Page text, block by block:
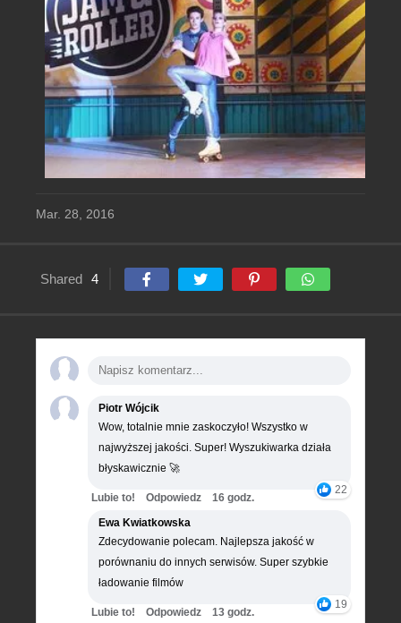
Mar. 28, 2016
Shared 4
Piotr Wójcik
Wow, totalnie mnie zaskoczyło! Wszystko w
najwyższej jakości. Super! Wyszukiwarka działa
błyskawicznie 🚀
22
Lubie to! Odpowiedz
16 godz.
Ewa Kwiatkowska
Zdecydowanie polecam. Najlepsza jakość w
porównaniu do innych serwisów. Super szybkie
ładowanie filmów
19
Lubie to! Odpowiedz
13 godz.